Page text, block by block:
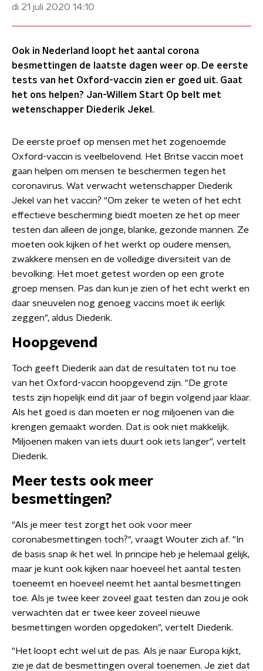
di 21 juli 2020 14:10
Ook in Nederland loopt het aantal corona
besmettingen de laatste dagen weer op. De eerste
tests van het Oxford-vaccin zien er goed uit. Gaat
het ons helpen? Jan-Willem Start Op belt met
wetenschapper Diederik Jekel.
De eerste proef op mensen met het zogenoemde
Oxford-vaccin is veelbelovend. Het Britse vaccin moet
gaan helpen om mensen te beschermen tegen het
coronavirus. Wat verwacht wetenschapper Diederik
Jekel van het vaccin? "Om zeker te weten of het echt
effectieve bescherming biedt moeten ze het op meer
testen dan alleen de jonge, blanke, gezonde mannen. Ze
moeten ook kijken of het werkt op oudere mensen,
zwakkere mensen en de volledige diversiteit van de
bevolking. Het moet getest worden op een grote
groep mensen. Pas dan kun je zien of het echt werkt en
daar sneuvelen nog genoeg vaccins moet ik eerlijk
zeggen", aldus Diederik.
Hoopgevend
Toch geeft Diederik aan dat de resultaten tot nu toe
van het Oxford-vaccin hoopgevend zijn. "De grote
tests zijn hopelijk eind dit jaar of begin volgend jaar klaar.
Als het goed is dan moeten er nog miljoenen van die
krengen gemaakt worden. Dat is ook niet makkelijk.
Miljoenen maken van iets duurt ook iets langer", vertelt
Diederik.
Meer tests ook meer
besmettingen?
"Als je meer test zorgt het ook voor meer
coronabesmettingen toch?", vraagt Wouter zich af. "In
de basis snap ik het wel. In principe heb je helemaal gelijk,
maar je kunt ook kijken naar hoeveel het aantal testen
toeneemt en hoeveel neemt het aantal besmettingen
toe. Als je twee keer zoveel gaat testen dan zou je ook
verwachten dat er twee keer zoveel nieuwe
besmettingen worden opgedoken", vertelt Diederik.
"Het loopt echt wel uit de pas. Als je naar Europa kijkt,
zie je dat de besmettingen overal toenemen. Je ziet dat